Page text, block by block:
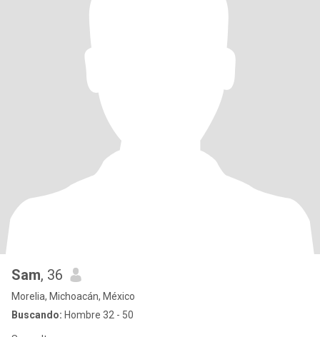
Sam, 36
Morelia, Michoacán, México
Buscando: Hombre 32 - 50